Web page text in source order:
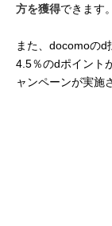
方を獲得できます。
また、docomoのd
4.5％のdポイント
ャンペーンが実施